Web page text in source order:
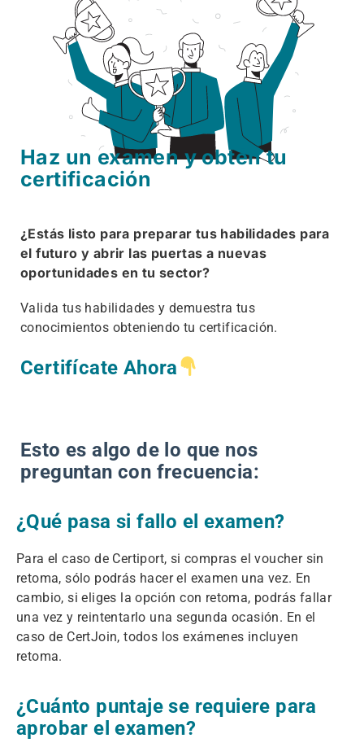
Haz un examen y obtén tu
certificación
¿Estás listo para preparar tus habilidades para
el futuro y abrir las puertas a nuevas
oportunidades en tu sector?
Valida tus habilidades y demuestra tus
conocimientos obteniendo tu certificación.
Certifícate Ahora
Esto es algo de lo que nos
preguntan con frecuencia:
¿Qué pasa si fallo el examen?
Para el caso de Certiport, si compras el voucher sin
retoma, sólo podrás hacer el examen una vez. En
cambio, si eliges la opción con retoma, podrás fallar
una vez y reintentarlo una segunda ocasión. En el
caso de CertJoin, todos los exámenes incluyen
retoma.
¿Cuánto puntaje se requiere para
aprobar el examen?